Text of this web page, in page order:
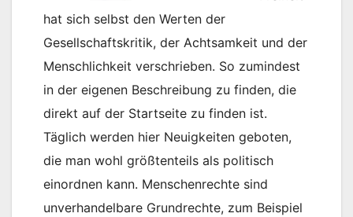
hat sich selbst den Werten der
Gesellschaftskritik, der Achtsamkeit und der
Menschlichkeit verschrieben. So zumindest
in der eigenen Beschreibung zu finden, die
direkt auf der Startseite zu finden ist.
Täglich werden hier Neuigkeiten geboten,
die man wohl größtenteils als politisch
einordnen kann. Menschenrechte sind
unverhandelbare Grundrechte, zum Beispiel